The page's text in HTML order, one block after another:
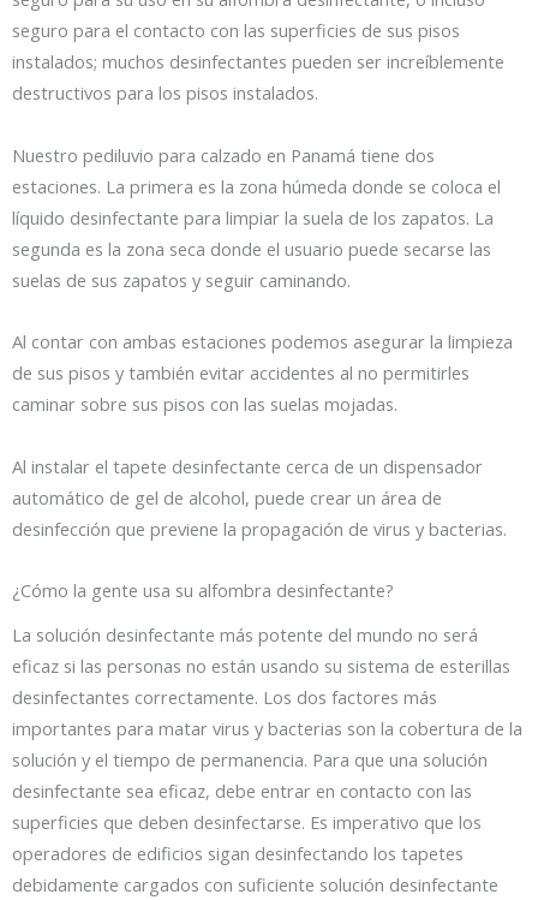
seguro para el contacto con las superficies de sus pisos
instalados; muchos desinfectantes pueden ser increíblemente
destructivos para los pisos instalados.
Nuestro pediluvio para calzado en Panamá tiene dos
estaciones. La primera es la zona húmeda donde se coloca el
líquido desinfectante para limpiar la suela de los zapatos. La
segunda es la zona seca donde el usuario puede secarse las
suelas de sus zapatos y seguir caminando.
Al contar con ambas estaciones podemos asegurar la limpieza
de sus pisos y también evitar accidentes al no permitirles
caminar sobre sus pisos con las suelas mojadas.
Al instalar el tapete desinfectante cerca de un dispensador
automático de gel de alcohol, puede crear un área de
desinfección que previene la propagación de virus y bacterias.
¿Cómo la gente usa su alfombra desinfectante?
La solución desinfectante más potente del mundo no será
eficaz si las personas no están usando su sistema de esterillas
desinfectantes correctamente. Los dos factores más
importantes para matar virus y bacterias son la cobertura de la
solución y el tiempo de permanencia. Para que una solución
desinfectante sea eficaz, debe entrar en contacto con las
superficies que deben desinfectarse. Es imperativo que los
operadores de edificios sigan desinfectando los tapetes
debidamente cargados con suficiente solución desinfectante